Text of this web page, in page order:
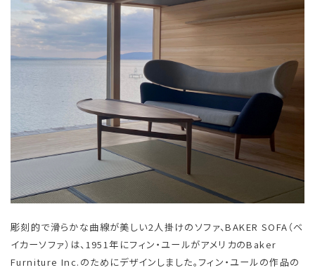
彫刻的で滑らかな曲線が美しい2人掛けのソファ、BAKER SOFA（ベ
イカーソファ）は、1951年にフィン・ユールがアメリカのBaker
Furniture Inc.のためにデザインしました。フィン・ユールの作品の